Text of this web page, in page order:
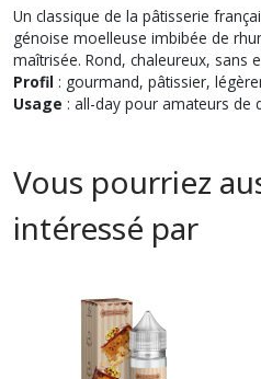
Un classique de la pâtisserie
génoise moelleuse imbibée de
maîtrisée. Rond, chaleureux, sans
Profil : gourmand, pâtissier,
Usage : all-day pour amateurs de
Vous pourriez
intéressé par